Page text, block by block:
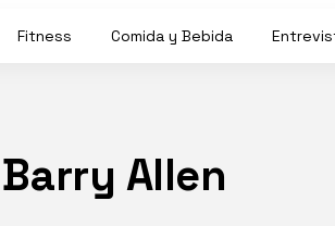
Fitness Comida y Bebida
Barry Allen